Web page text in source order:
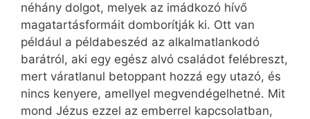
néhány dolgot, melyek az imádkozó hívő
magatartásformáit domborítják ki. Ott van
például a példabeszéd az alkalmatlankodó
barátról, aki egy egész alvó családot felébreszt,
mert váratlanul betoppant hozzá egy utazó, és
nincs kenyere, amellyel megvendégelhetné. Mit
mond Jézus ezzel az emberrel kapcsolatban,